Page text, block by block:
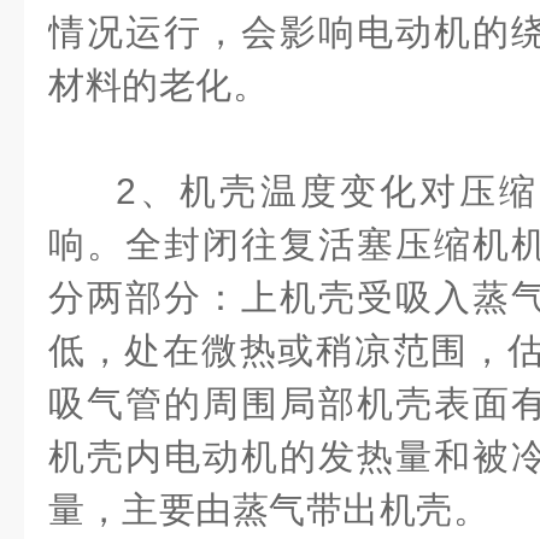
情况运行，会影响电动机的
材料的老化。
2、机壳温度变化对压
响。全封闭往复活塞压缩机
分两部分：上机壳受吸入蒸
低，处在微热或稍凉范围，
吸气管的周围局部机壳表面
机壳内电动机的发热量和被
量，主要由蒸气带出机壳。